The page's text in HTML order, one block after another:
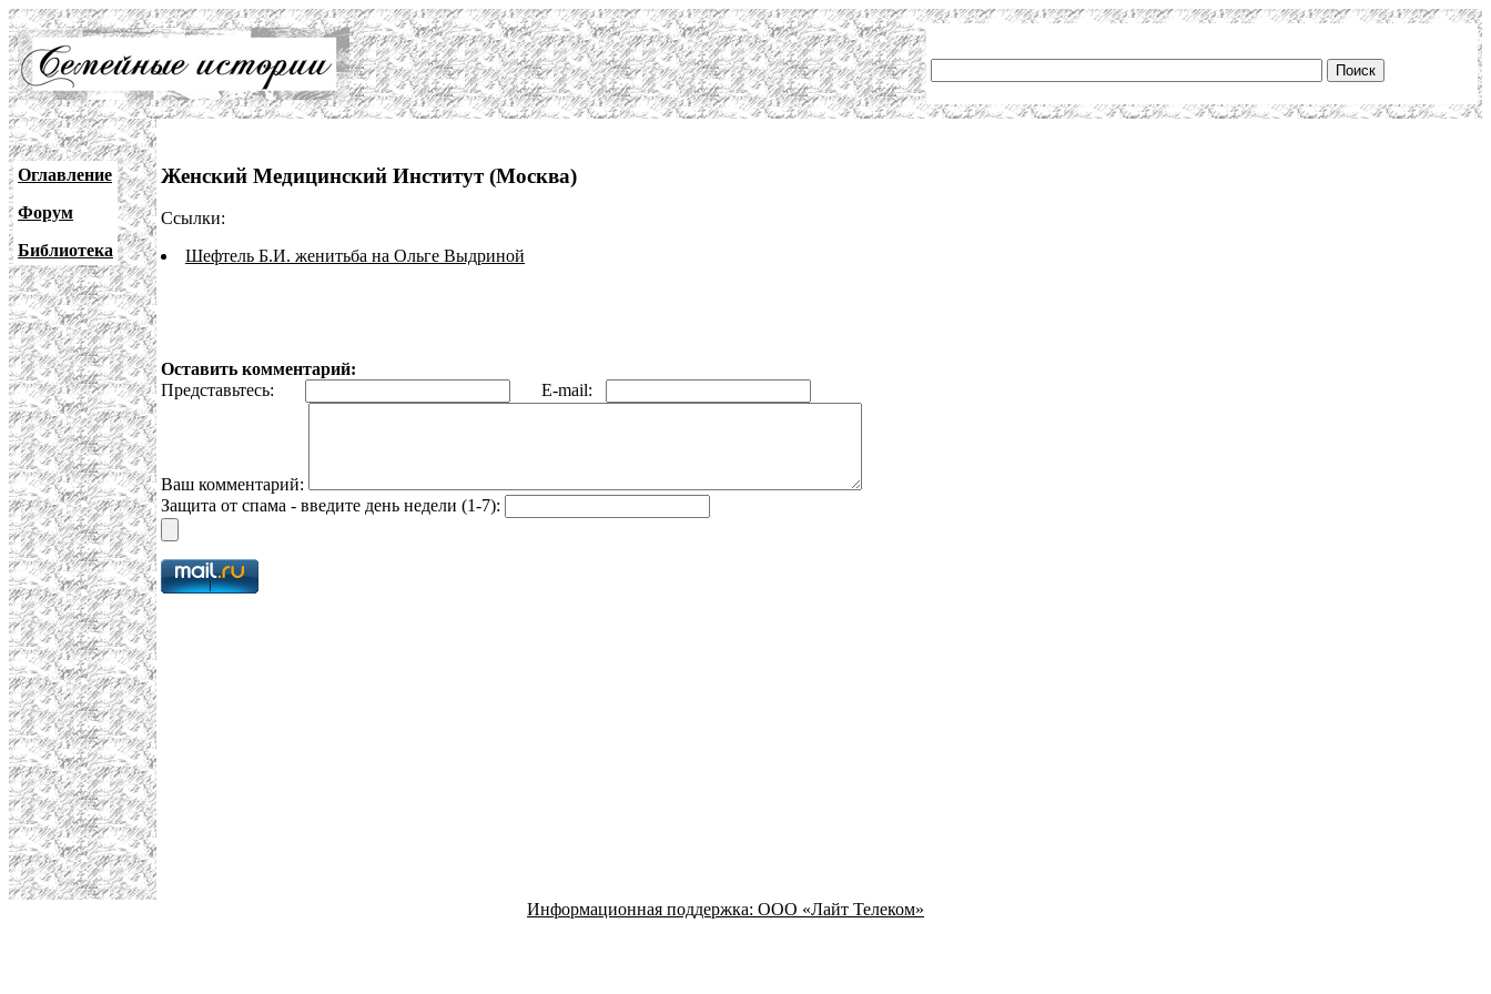
Оглавление
Форум
Библиотека
Женский Медицинский Институт (Москва)
Ссылки:
Шефтель Б.И. женитьба на Ольге Выдриной
Оставить комментарий:
Представьтесь:
E-mail:
Ваш комментарий:
Защита от спама - введите день недели (1-7):
Информационная поддержка: ООО «Лайт Телеком»